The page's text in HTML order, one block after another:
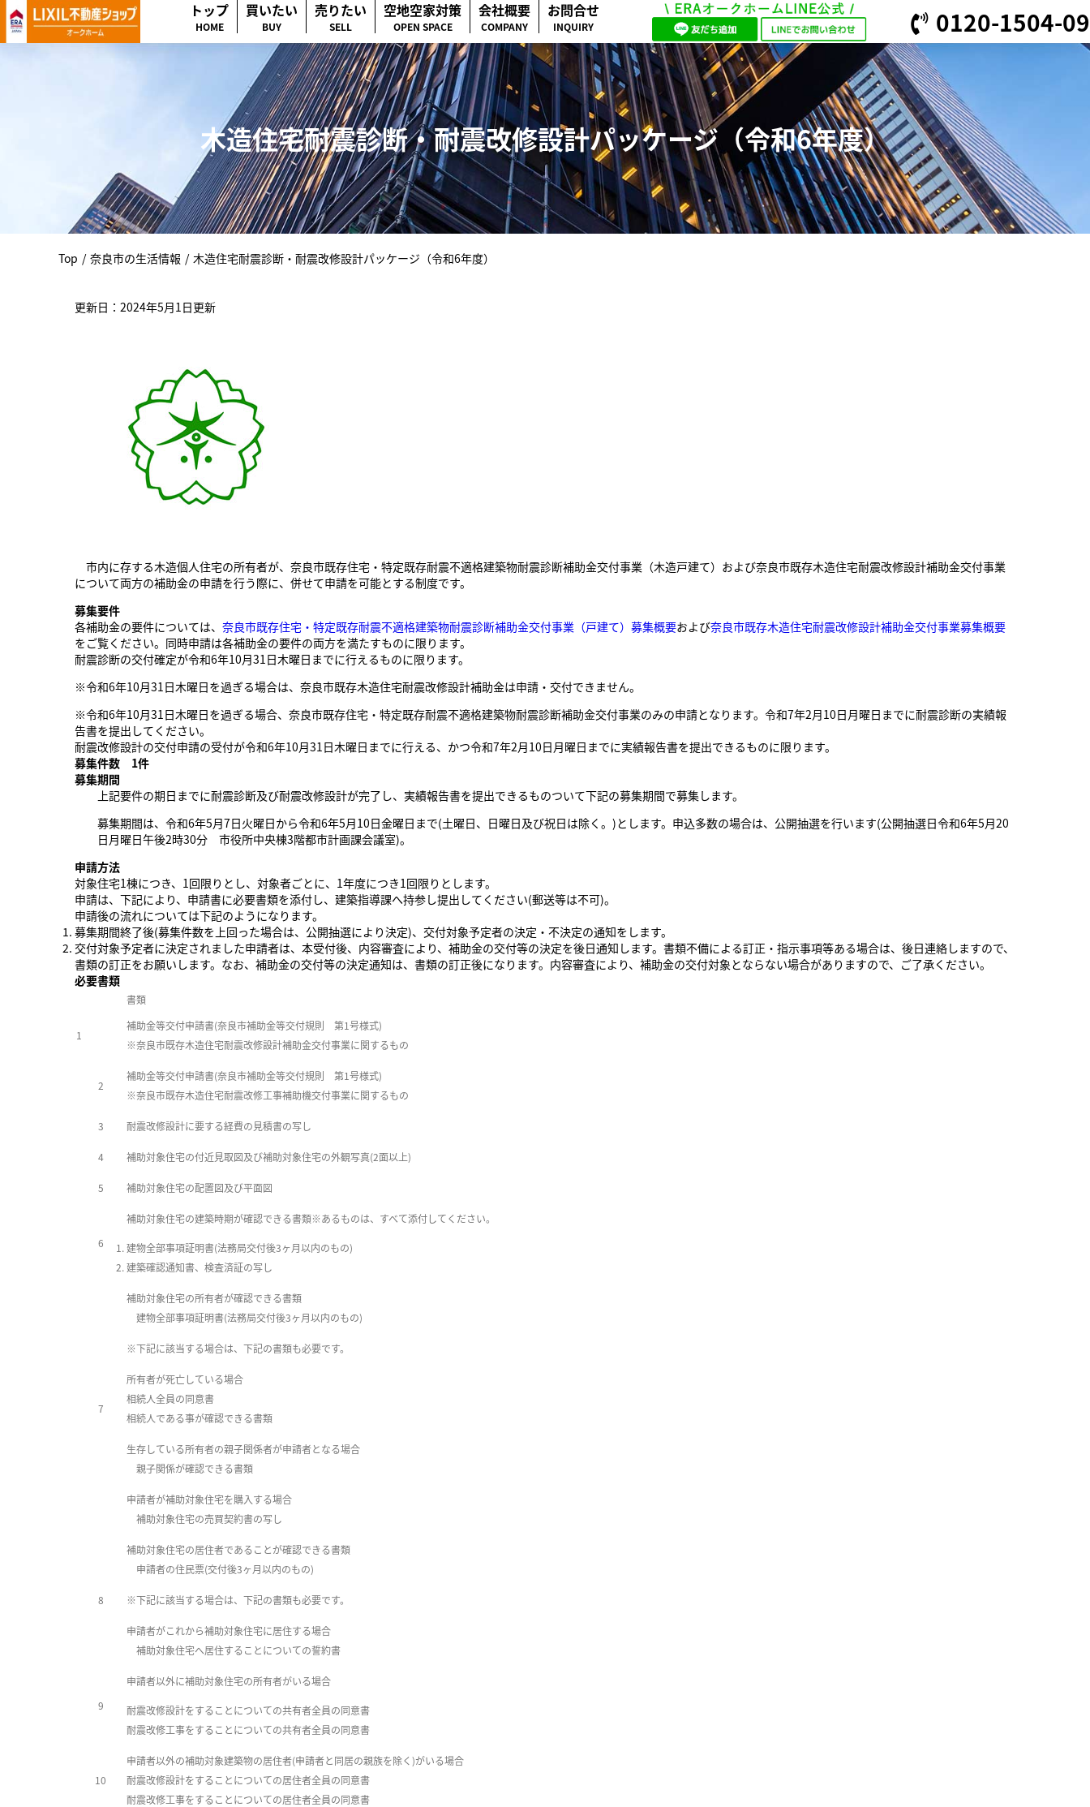
トップ
HOME
買いたい
BUY
売りたい
SELL
空地空家対策
OPEN SPACE
会社概要
COMPANY
お問合せ
INQUIRY 0120-1504-09
木造住宅耐震診断・耐震改修設計パッケージ（令和6年度）
Top / 奈良市の生活情報 / 木造住宅耐震診断・耐震改修設計パッケージ（令和6年度）
更新日：2024年5月1日更新
市内に存する木造個人住宅の所有者が、奈良市既存住宅・特定既存耐震不適格建築物耐震診断補助金交付事業（木造戸建て）および奈良市既存木造住宅耐震改修設計補助金交付事業
について両方の補助金の申請を行う際に、併せて申請を可能とする制度です。
募集要件
各補助金の要件については、 奈良市既存住宅・特定既存耐震不適格建築物耐震診断補助金交付事業（戸建て）募集概要および奈良市既存木造住宅耐震改修設計補助金交付事業募集概要
をご覧ください。同時申請は各補助金の要件の両方を満たすものに限ります。
耐震診断の交付確定が令和6年10月31日木曜日までに行えるものに限ります。
※令和6年10月31日木曜日を過ぎる場合は、奈良市既存木造住宅耐震改修設計補助金は申請・交付できません。
※令和6年10月31日木曜日を過ぎる場合、奈良市既存住宅・特定既存耐震不適格建築物耐震診断補助金交付事業のみの申請となります。令和7年2月10日月曜日までに耐震診断の実績報
告書を提出してください。
耐震改修設計の交付申請の受付が令和6年10月31日木曜日までに行える、かつ令和7年2月10日月曜日までに実績報告書を提出できるものに限ります。
募集件数 1件
募集期間
上記要件の期日までに耐震診断及び耐震改修設計が完了し、実績報告書を提出できるものついて下記の募集期間で募集します。
募集期間は、令和6年5月7日火曜日から令和6年5月10日金曜日まで(土曜日、日曜日及び祝日は除く。)とします。申込多数の場合は、公開抽選を行います(公開抽選日令和6年5月20
日月曜日午後2時30分 市役所中央棟3階都市計画課会議室)。
申請方法
対象住宅1棟につき、1回限りとし、対象者ごとに、1年度につき1回限りとします。
申請は、下記により、申請書に必要書類を添付し、建築指導課へ持参し提出してください(郵送等は不可)。
申請後の流れについては下記のようになります。
募集期間終了後(募集件数を上回った場合は、公開抽選により決定)、交付対象予定者の決定・不決定の通知をします。
交付対象予定者に決定されました申請者は、本受付後、内容審査により、補助金の交付等の決定を後日通知します。書類不備による訂正・指示事項等ある場合は、後日連絡しますので、
書類の訂正をお願いします。なお、補助金の交付等の決定通知は、書類の訂正後になります。内容審査により、補助金の交付対象とならない場合がありますので、ご了承ください。
必要書類
書類
1
補助金等交付申請書(奈良市補助金等交付規則 第1号様式)
※奈良市既存木造住宅耐震改修設計補助金交付事業に関するもの
2
補助金等交付申請書(奈良市補助金等交付規則 第1号様式)
※奈良市既存木造住宅耐震改修工事補助機交付事業に関するもの
3 耐震改修設計に要する経費の見積書の写し
4 補助対象住宅の付近見取図及び補助対象住宅の外観写真(2面以上)
5 補助対象住宅の配置図及び平面図
6
補助対象住宅の建築時期が確認できる書類※あるものは、すべて添付してください。
建物全部事項証明書(法務局交付後3ヶ月以内のもの)
建築確認通知書、検査済証の写し
7
補助対象住宅の所有者が確認できる書類
建物全部事項証明書(法務局交付後3ヶ月以内のもの)
※下記に該当する場合は、下記の書類も必要です。
所有者が死亡している場合
相続人全員の同意書
相続人である事が確認できる書類
生存している所有者の親子関係者が申請者となる場合
親子関係が確認できる書類
申請者が補助対象住宅を購入する場合
補助対象住宅の売買契約書の写し
8
補助対象住宅の居住者であることが確認できる書類
申請者の住民票(交付後3ヶ月以内のもの)
※下記に該当する場合は、下記の書類も必要です。
申請者がこれから補助対象住宅に居住する場合
補助対象住宅へ居住することについての誓約書
9
申請者以外に補助対象住宅の所有者がいる場合
耐震改修設計をすることについての共有者全員の同意書
耐震改修工事をすることについての共有者全員の同意書
10
申請者以外の補助対象建築物の居住者(申請者と同居の親族を除く)がいる場合
耐震改修設計をすることについての居住者全員の同意書
耐震改修工事をすることについての居住者全員の同意書